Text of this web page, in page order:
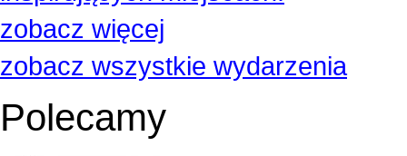
zobacz więcej
zobacz wszystkie wydarzenia
Polecamy